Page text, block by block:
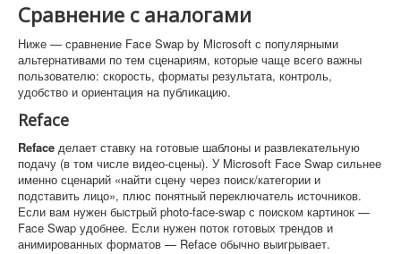
Сравнение с аналогами
Ниже — сравнение Face Swap by Microsoft с популярными
альтернативами по тем сценариям, которые чаще всего важны
пользователю: скорость, форматы результата, контроль,
удобство и ориентация на публикацию.
Reface
Reface делает ставку на готовые шаблоны и развлекательную
подачу (в том числе видео-сцены). У Microsoft Face Swap сильнее
именно сценарий «найти сцену через поиск/категории и
подставить лицо», плюс понятный переключатель источников.
Если вам нужен быстрый photo-face-swap с поиском картинок —
Face Swap удобнее. Если нужен поток готовых трендов и
анимированных форматов — Reface обычно выигрывает.